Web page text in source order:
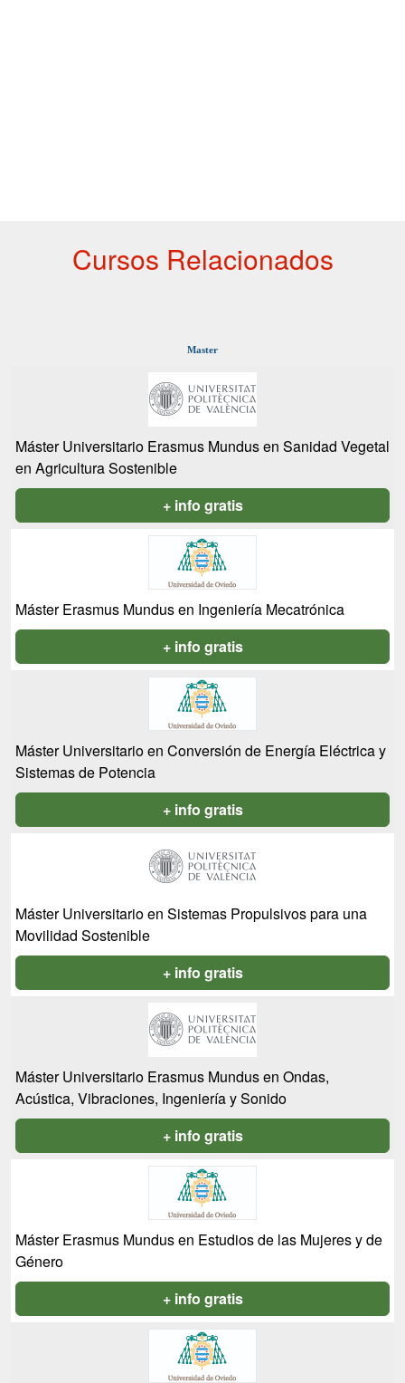
Cursos Relacionados
Master
Máster Universitario Erasmus Mundus en Sanidad Vegetal
en Agricultura Sostenible
+ info gratis
Máster Erasmus Mundus en Ingeniería Mecatrónica
+ info gratis
Máster Universitario en Conversión de Energía Eléctrica y
Sistemas de Potencia
+ info gratis
Máster Universitario en Sistemas Propulsivos para una
Movilidad Sostenible
+ info gratis
Máster Universitario Erasmus Mundus en Ondas,
Acústica, Vibraciones, Ingeniería y Sonido
+ info gratis
Máster Erasmus Mundus en Estudios de las Mujeres y de
Género
+ info gratis